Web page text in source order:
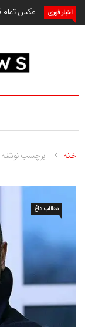
اخبار فوری عکس تمام
خانه برچسب
مطالب داغ